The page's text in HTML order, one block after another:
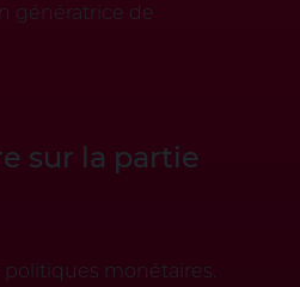
génératrice de
sur la partie
politiques monétaires.